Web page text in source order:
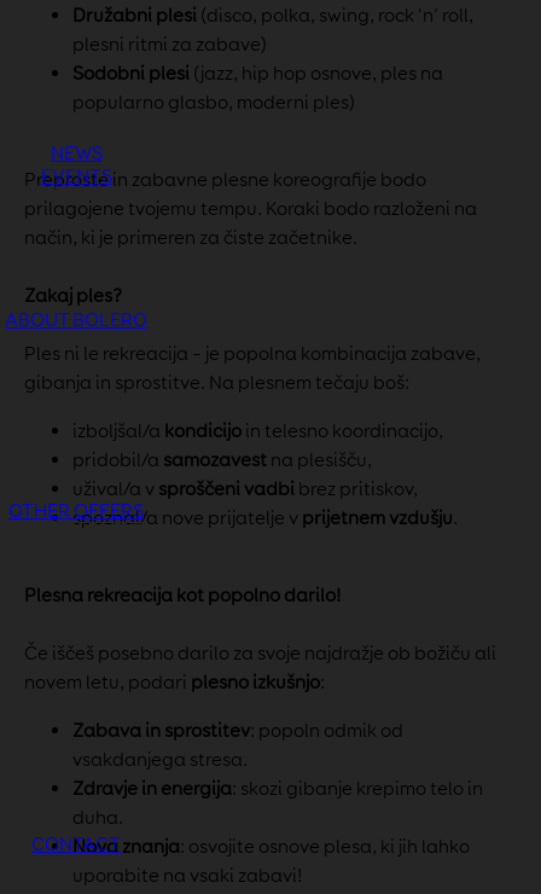
NEWS
EVENTS
ABOUT BOLERO
OTHER OFFERS
CONTACT
Družabni plesi (disco, polka, swing, rock ‘n’ roll,
plesni ritmi za zabave)
Sodobni plesi (jazz, hip hop osnove, ples na
popularno glasbo, moderni ples)
Preproste in zabavne plesne koreografije bodo
prilagojene tvojemu tempu. Koraki bodo razloženi na
način, ki je primeren za čiste začetnike.
Zakaj ples?
Ples ni le rekreacija – je popolna kombinacija zabave,
gibanja in sprostitve. Na plesnem tečaju boš:
izboljšal/a kondicijo in telesno koordinacijo,
pridobil/a samozavest na plesišču,
užival/a v sproščeni vadbi brez pritiskov,
spoznal/a nove prijatelje v prijetnem vzdušju.
Plesna rekreacija kot popolno darilo!
Če iščeš posebno darilo za svoje najdražje ob božiču ali
novem letu, podari plesno izkušnjo:
Zabava in sprostitev: popoln odmik od
vsakdanjega stresa.
Zdravje in energija: skozi gibanje krepimo telo in
duha.
Nova znanja: osvojite osnove plesa, ki jih lahko
uporabite na vsaki zabavi!